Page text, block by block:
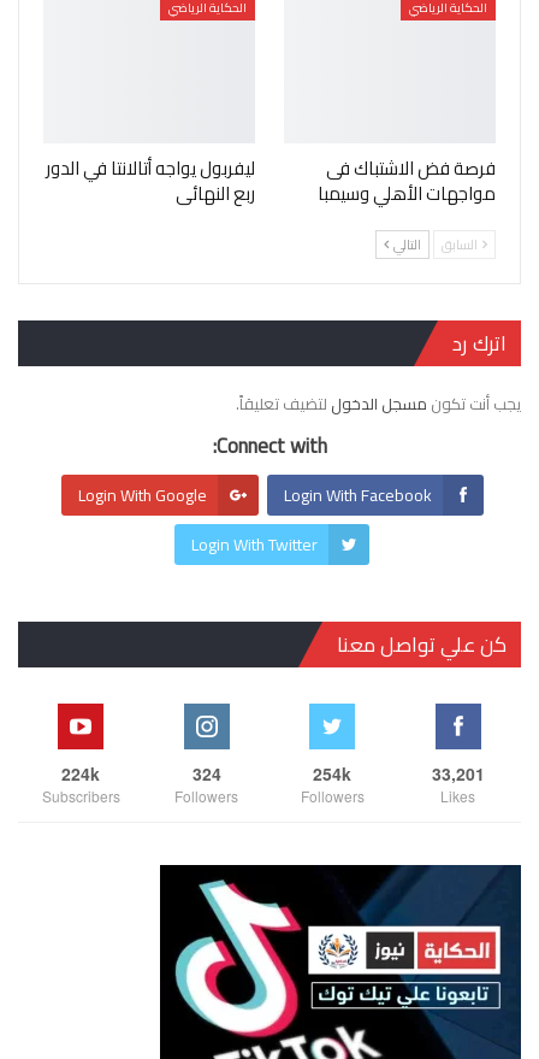
الحكاية الرياضي
فرصة فض الاشتباك فى
مواجهات الأهلي وسيمبا
الحكاية الرياضي
ليفربول يواجه أتالانتا في الدور
ربع النهائى
السابق التالي
اترك رد
يجب أنت تكون مسجل الدخول لتضيف تعليقاً.
Connect with:
Login With Facebook
Login With Google
Login With Twitter
كن علي تواصل معنا
33,201
Likes
254k
Followers
324
Followers
224k
Subscribers